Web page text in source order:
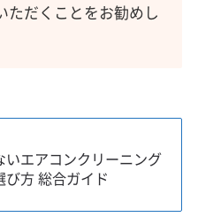
ただくことをお勧めし
いエアコンクリーニング
び方 総合ガイド